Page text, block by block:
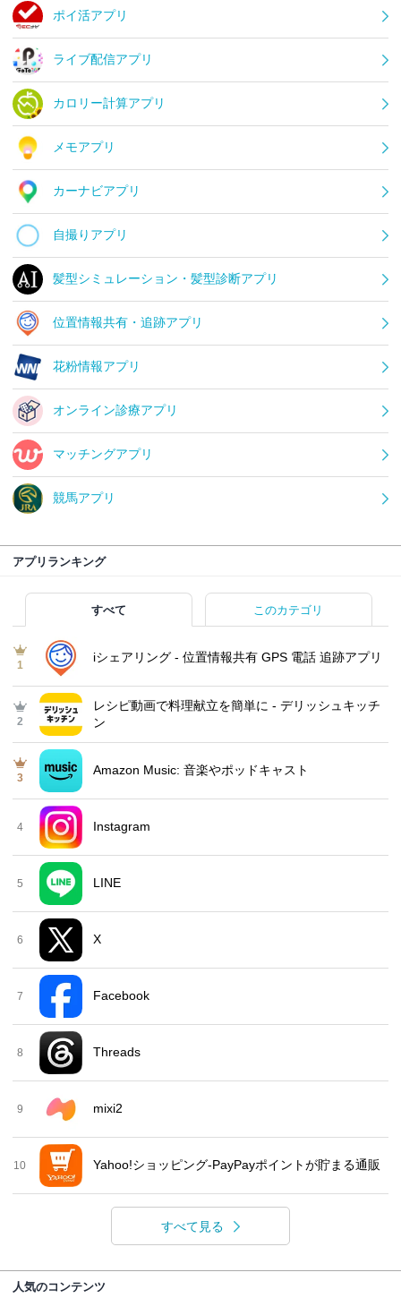
ポイ活アプリ
ライブ配信アプリ
カロリー計算アプリ
メモアプリ
カーナビアプリ
自撮りアプリ
髪型シミュレーション・髪型診断アプリ
位置情報共有・追跡アプリ
花粉情報アプリ
オンライン診療アプリ
マッチングアプリ
競馬アプリ
アプリランキング
すべて このカテゴリ
1
iシェアリング - 位置情報共有 GPS 電話 追跡アプリ
2
レシピ動画で料理献立を簡単‪に - デリッシュキッチ
ン
3
Amazon Music: 音楽やポッドキャスト
4 Instagram
5 LINE
6 X
7 Facebook
8 Threads
9 mixi2
10 Yahoo!ショッピング-PayPayポイントが貯まる通販
すべて見る
人気のコンテンツ